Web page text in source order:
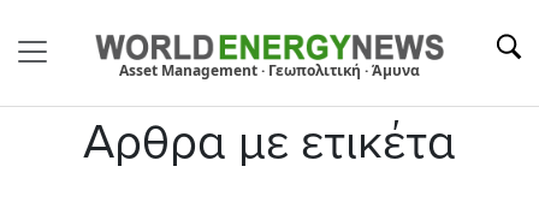
Asset Management · Γεωπολιτική · Άμυνα
Αρθρα με ετικέτα